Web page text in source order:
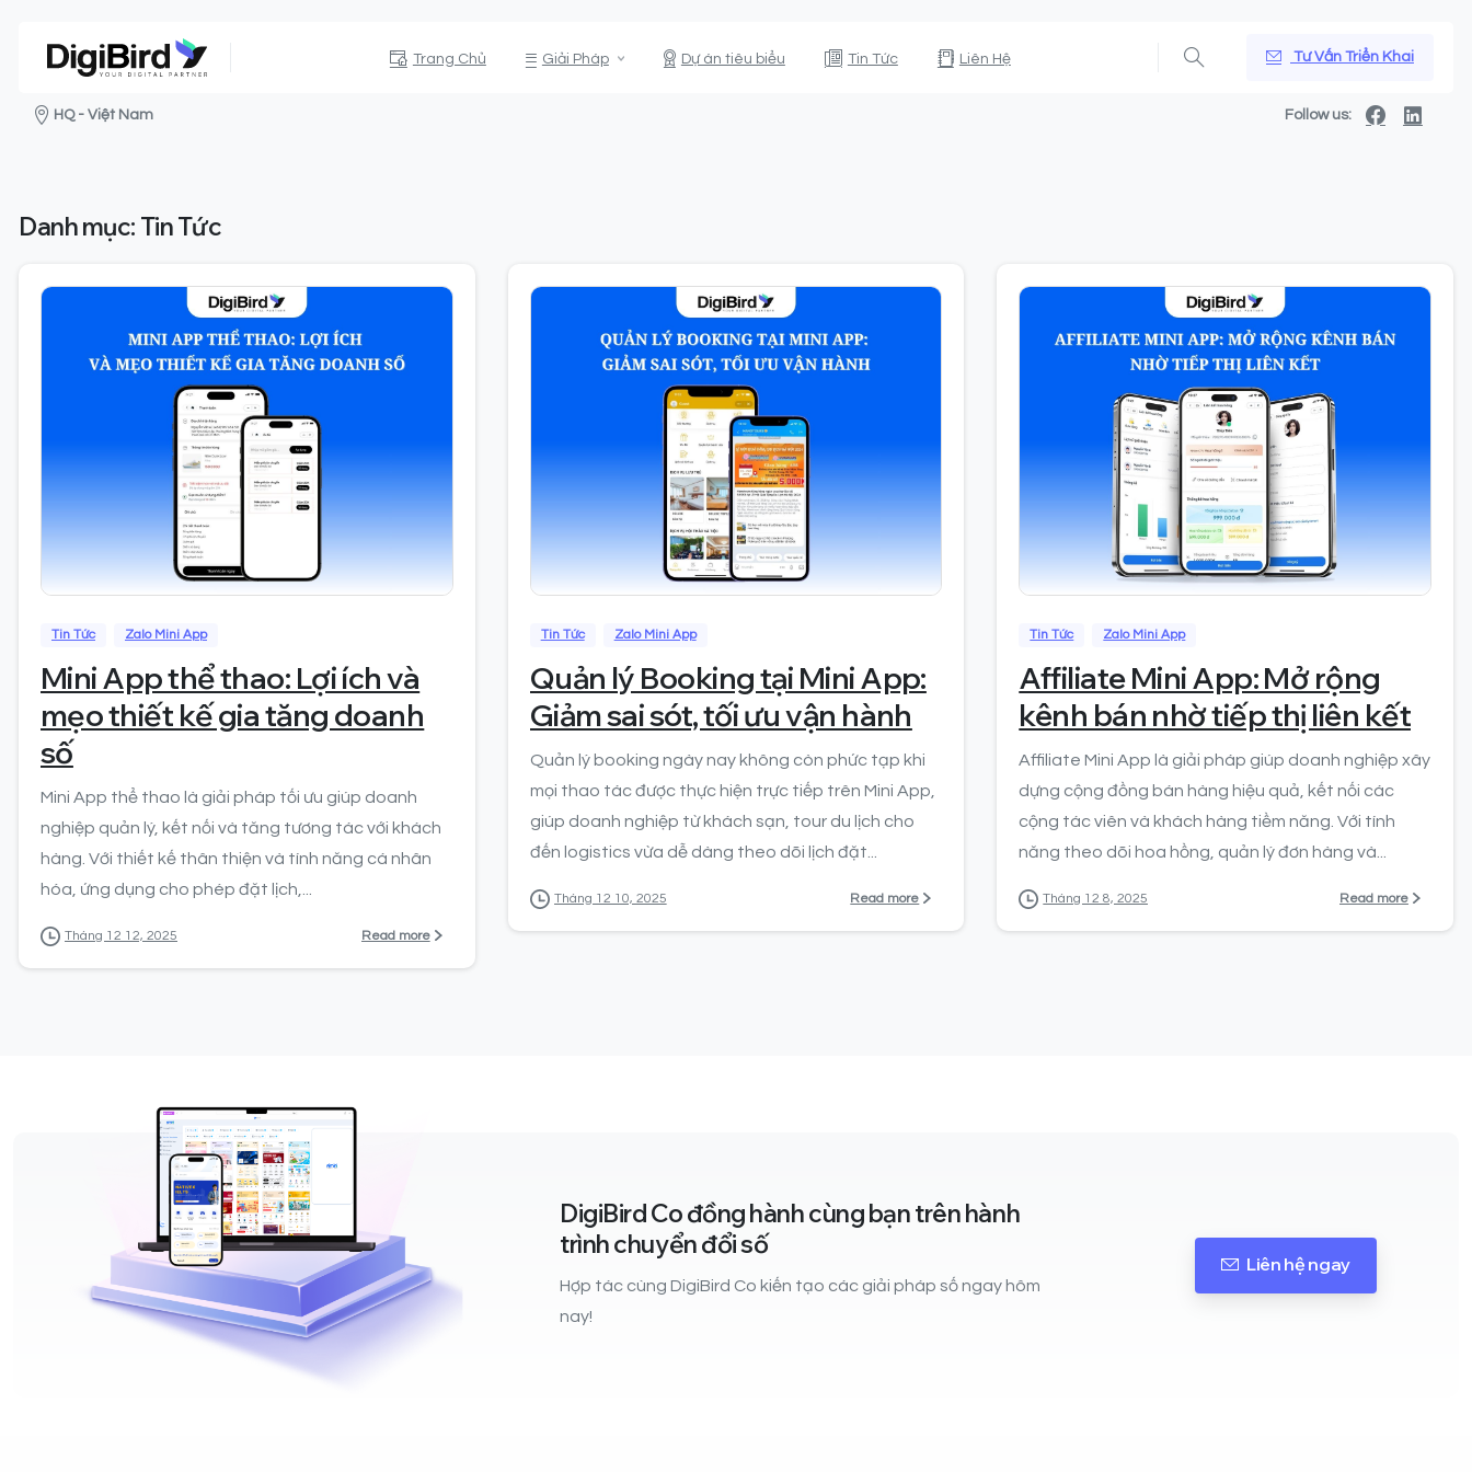
Trang Chủ Giải Pháp Dự án tiêu biểu Tin Tức Liên Hệ Tư Vấn Triển Khai
HQ - Việt Nam Follow us:
Danh mục: Tin Tức
Tin Tức Zalo Mini App
Mini App thể thao: Lợi ích và
mẹo thiết kế gia tăng doanh
số
Mini App thể thao là giải pháp tối ưu giúp doanh
nghiệp quản lý, kết nối và tăng tương tác với khách
hàng. Với thiết kế thân thiện và tính năng cá nhân
hóa, ứng dụng cho phép đặt lịch,...
Tháng 12 12, 2025 Read more
Tin Tức Zalo Mini App
Quản lý Booking tại Mini App:
Giảm sai sót, tối ưu vận hành
Quản lý booking ngày nay không còn phức tạp khi
mọi thao tác được thực hiện trực tiếp trên Mini App,
giúp doanh nghiệp từ khách sạn, tour du lịch cho
đến logistics vừa dễ dàng theo dõi lịch đặt...
Tháng 12 10, 2025 Read more
Tin Tức Zalo Mini App
Affiliate Mini App: Mở rộng
kênh bán nhờ tiếp thị liên kết
Affiliate Mini App là giải pháp giúp doanh nghiệp xây
dựng cộng đồng bán hàng hiệu quả, kết nối các
cộng tác viên và khách hàng tiềm năng. Với tính
năng theo dõi hoa hồng, quản lý đơn hàng và...
Tháng 12 8, 2025 Read more
DigiBird Co đồng hành cùng bạn trên hành
trình chuyển đổi số
Hợp tác cùng DigiBird Co kiến tạo các giải pháp số ngay hôm
nay!
Liên hệ ngay